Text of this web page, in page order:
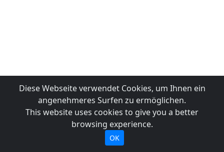
Diese Webseite verwendet Cookies, um Ihnen ein
angenehmeres Surfen zu ermöglichen.
This website uses cookies to give you a better
browsing experience.
OK